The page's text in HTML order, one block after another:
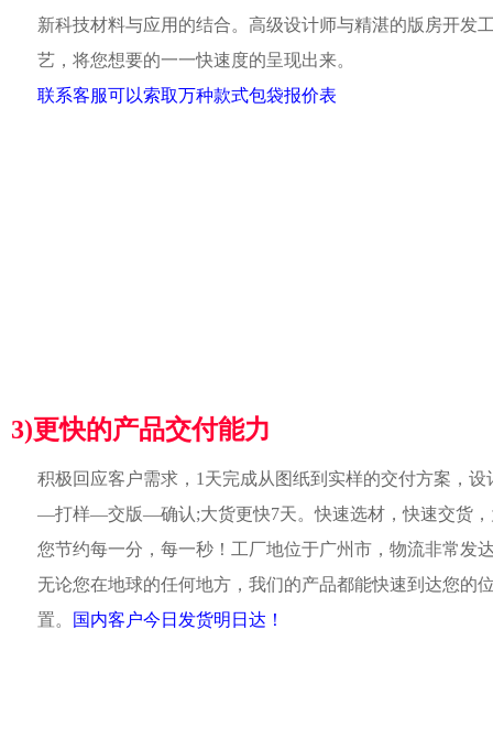
新科技材料与应用的结合。高级设计师与精湛的版房开发
艺，将您想要的一一快速度的呈现出来。
联系客服可以索取万种款式包袋报价表
3)更快的产品交付能力
积极回应客户需求，1天完成从图纸到实样的交付方案，设
—打样—交版—确认;大货更快7天。快速选材，快速交货
您节约每一分，每一秒！工厂地位于广州市，物流非常发
无论您在地球的任何地方，我们的产品都能快速到达您的
置。
国内客户今日发货明日达！